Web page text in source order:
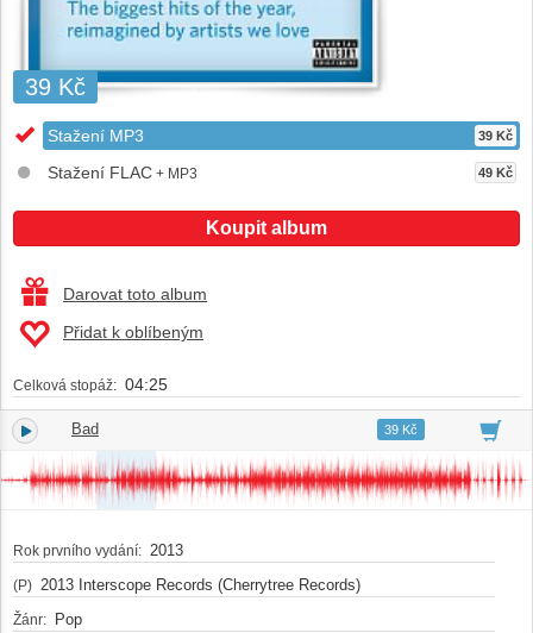
39 Kč
Stažení MP3 39 Kč
Stažení FLAC + MP3 49 Kč
Koupit album
Darovat toto album
Přidat k oblíbeným
Celková stopáž: 04:25
1. Bad 04:2539 Kč
Rok prvního vydání: 2013
(P) 2013 Interscope Records (Cherrytree Records)
Žánr: Pop